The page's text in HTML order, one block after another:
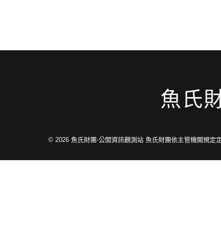
魚氏
© 2026 魚氏財團-公開資訊觀測站 魚氏財團依主管機關規定